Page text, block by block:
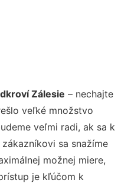
Zálesie – nechajte
veľké množstvo
veľmi radi, ak sa k
sa snažíme
možnej miere,
je kľúčom k